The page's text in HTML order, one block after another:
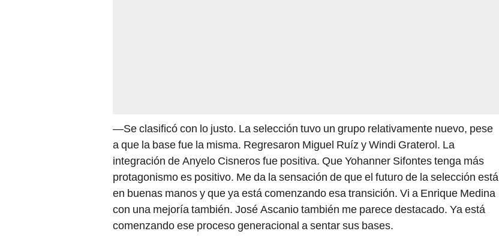
—Se clasificó con lo justo. La selección tuvo un grupo relativamente nuevo, pese
a que la base fue la misma. Regresaron Miguel Ruíz y Windi Graterol. La
integración de Anyelo Cisneros fue positiva. Que Yohanner Sifontes tenga más
protagonismo es positivo. Me da la sensación de que el futuro de la selección está
en buenas manos y que ya está comenzando esa transición. Vi a Enrique Medina
con una mejoría también. José Ascanio también me parece destacado. Ya está
comenzando ese proceso generacional a sentar sus bases.